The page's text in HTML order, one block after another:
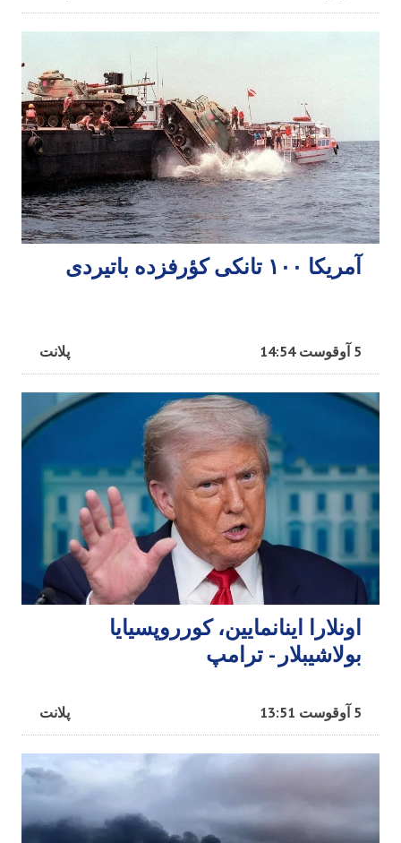
آمریکا ۱۰۰ تانکی کؤرفزده باتیردی
پلانت 5 آوقوست 14:54
اونلارا اینانمایین، کورروپسیایا
بولاشیبلار - ترامپ
پلانت 5 آوقوست 13:51